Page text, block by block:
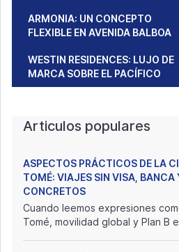
ARMONIA: UN CONCEPTO
FLEXIBLE EN AVENIDA BALBOA
WESTIN RESIDENCES: LUJO DE
MARCA SOBRE EL PACÍFICO
Articulos populares
ASPECTOS PRÁCTICOS DE LA
TOMÉ: VIAJES SIN VISA, BANCA
CONCRETOS
Cuando leemos expresiones
Tomé, movilidad global y Plan B